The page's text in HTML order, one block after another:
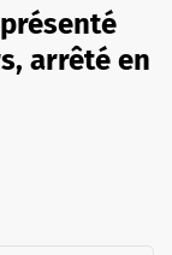
arrêté en